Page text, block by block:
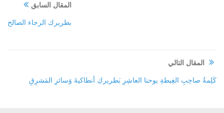
المقال السابق
بطريرك الرجاء الصالح
المقال التالي
كَلِمةُ صاحِبِ الغِبطةِ يوحنا العاشِرِ بَطريركِ أنطاكيةَ وَسائرِ المَشرِقِ